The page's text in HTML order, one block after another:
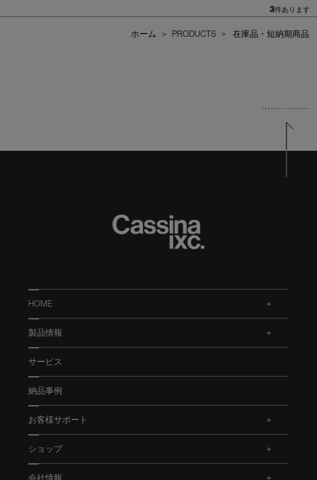
3件あります
ホーム > PRODUCTS > 在庫品・短納期商品
HOME
製品情報
サービス
納品事例
お客様サポート
ショップ
会社情報